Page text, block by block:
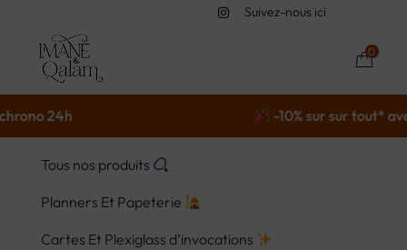
Suivez-nous ici
0
-10% sur sur tout* avec le
Tous nos produits
Planners Et Papeterie
Cartes Et Plexiglass d’invocations